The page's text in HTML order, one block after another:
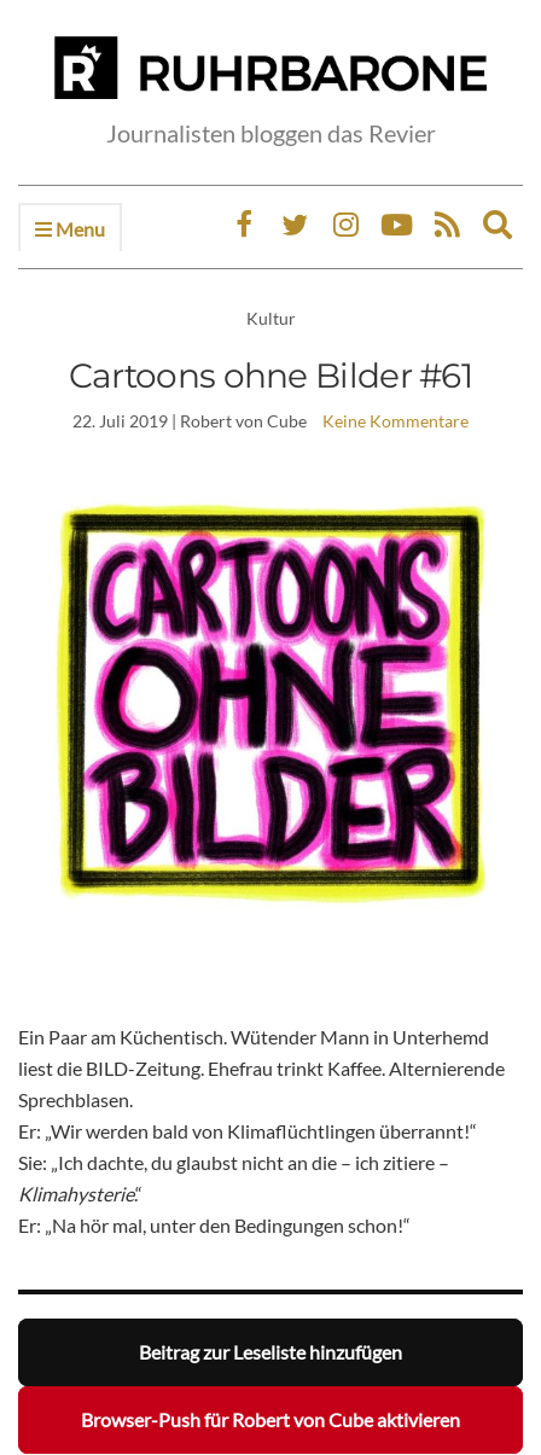
Journalisten bloggen das Revier
Menu
Kultur
Cartoons ohne Bilder #61
22. Juli 2019 | Robert von Cube Keine Kommentare
Ein Paar am Küchentisch. Wütender Mann in Unterhemd
liest die BILD-Zeitung. Ehefrau trinkt Kaffee. Alternierende
Sprechblasen.
Er: „Wir werden bald von Klimaflüchtlingen überrannt!“
Sie: „Ich dachte, du glaubst nicht an die – ich zitiere –
Klimahysterie.“
Er: „Na hör mal, unter den Bedingungen schon!“
Beitrag zur Leseliste hinzufügen
Browser-Push für Robert von Cube aktivieren